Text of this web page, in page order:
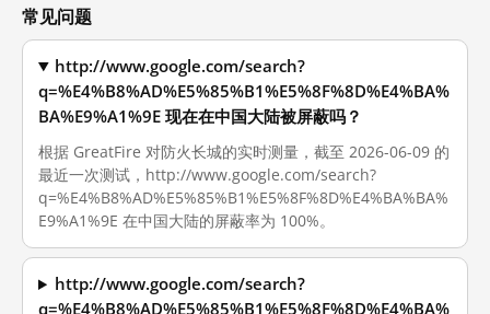
常见问题
http://www.google.com/search?
q=%E4%B8%AD%E5%85%B1%E5%8F%8D%E4%BA%
BA%E9%A1%9E 现在在中国大陆被屏蔽吗？
根据 GreatFire 对防火长城的实时测量，截至 2026-06-09 的
最近一次测试，http://www.google.com/search?
q=%E4%B8%AD%E5%85%B1%E5%8F%8D%E4%BA%BA%
E9%A1%9E 在中国大陆的屏蔽率为 100%。
http://www.google.com/search?
q=%E4%B8%AD%E5%85%B1%E5%8F%8D%E4%BA%